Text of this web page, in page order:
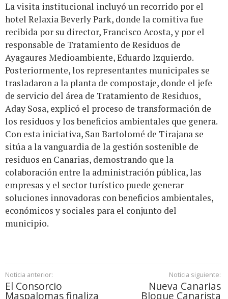
La visita institucional incluyó un recorrido por el
hotel Relaxia Beverly Park, donde la comitiva fue
recibida por su director, Francisco Acosta, y por el
responsable de Tratamiento de Residuos de
Ayagaures Medioambiente, Eduardo Izquierdo.
Posteriormente, los representantes municipales se
trasladaron a la planta de compostaje, donde el jefe
de servicio del área de Tratamiento de Residuos,
Aday Sosa, explicó el proceso de transformación de
los residuos y los beneficios ambientales que genera.
Con esta iniciativa, San Bartolomé de Tirajana se
sitúa a la vanguardia de la gestión sostenible de
residuos en Canarias, demostrando que la
colaboración entre la administración pública, las
empresas y el sector turístico puede generar
soluciones innovadoras con beneficios ambientales,
económicos y sociales para el conjunto del
municipio.
Noticia anterior:
El Consorcio
Maspalomas finaliza
Noticia siguiente:
Nueva Canarias
Bloque Canarista